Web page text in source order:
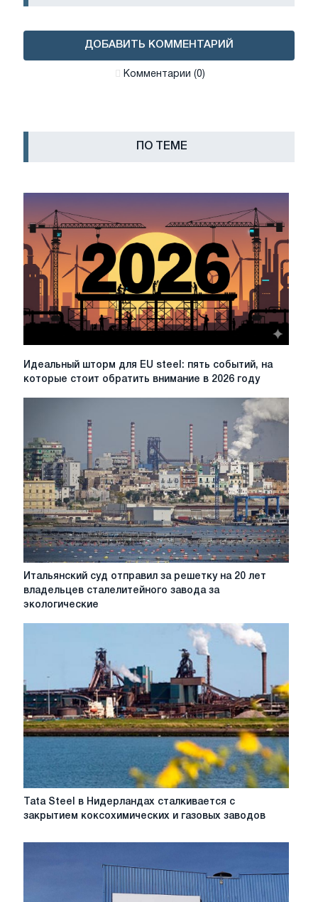
ДОБАВИТЬ КОММЕНТАРИЙ
Комментарии (0)
ПО ТЕМЕ
Идеальный
событий,
на
которые
стоит
обратить
внимание
в
2026
Идеальный шторм для EU steel: пять событий, на
которые стоит обратить внимание в 2026 году
Итальянский
отправил
владельцев
сталелитейного
завода
за
нарушения
Итальянский суд отправил за решетку на 20 лет
владельцев сталелитейного завода за
экологические
Tata
Нидерландах
Tata Steel в Нидерландах сталкивается с
закрытием коксохимических и газовых заводов